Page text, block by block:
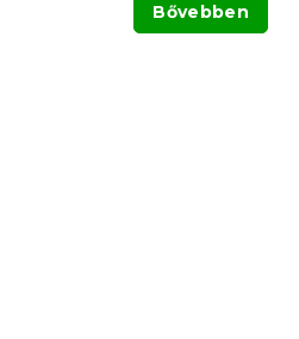
Bővebben